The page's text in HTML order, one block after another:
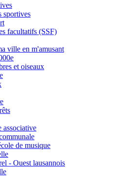
sportives
facultatifs (SSF)
ville en m'amusant
et oiseaux
associative
de musique
- Ouest lausannois